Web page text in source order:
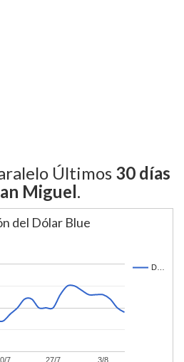
Últimos 30 días
Miguel.
del Dólar Blue
D…
7 27/7 3/8